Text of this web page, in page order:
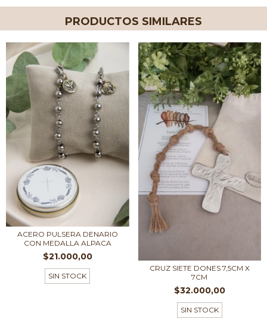
PRODUCTOS SIMILARES
ACERO PULSERA DENARIO
CON MEDALLA ALPACA
$21.000,00
SIN STOCK
CRUZ SIETE DONES 7,5CM X
7CM
$32.000,00
SIN STOCK